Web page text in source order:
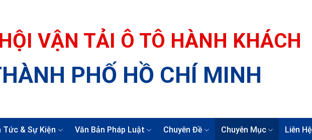
VẬN TẢI Ô TÔ HÀNH KHÁCH
PHỐ HỒ CHÍ MINH
Tức & Sự Kiện Văn Bản Pháp Luật Chuyên Đề Chuyên Mục Liên Hệ